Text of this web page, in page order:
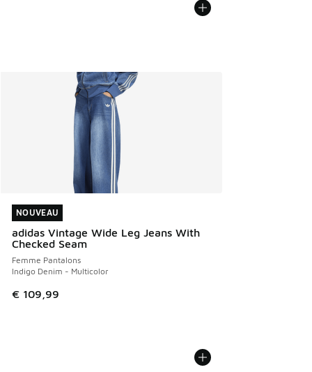
NOUVEAU
adidas Vintage Wide Leg Jeans With
Checked Seam
Femme Pantalons
Indigo Denim - Multicolor
€ 109,99
NOUVEAU